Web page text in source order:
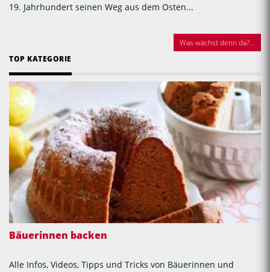
19. Jahrhundert seinen Weg aus dem Osten...
Was wächst denn da?...
TOP KATEGORIE
Bäuerinnen backen
Alle Infos, Videos, Tipps und Tricks von Bäuerinnen und